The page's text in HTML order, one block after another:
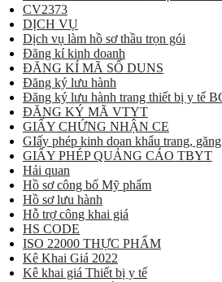
CV2373
DỊCH VỤ
Dịch vụ làm hồ sơ thầu trọn gói
Đăng kí kinh doanh
ĐĂNG KÍ MÃ SỐ DUNS
Đăng ký lưu hành
Đăng ký lưu hành trang thiết bị y tế
ĐĂNG KÝ MÃ VTYT
GIẤY CHỨNG NHẬN CE
GIấy phép kinh doan khẩu trang,
GIẤY PHÉP QUẢNG CÁO TBYT
Hải quan
Hồ sơ công bố Mỹ phẩm
Hồ sơ lưu hành
Hỗ trợ công khai giá
HS CODE
ISO 22000 THỰC PHẨM
Kê Khai Giá 2022
Kê khai giá Thiết bị y tế